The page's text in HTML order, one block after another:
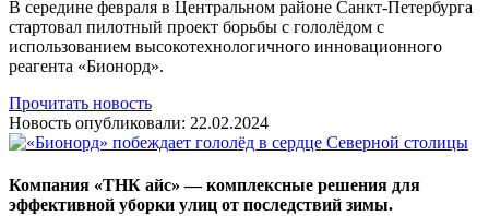
В середине февраля в Центральном районе Санкт-Петербурга
стартовал пилотный проект борьбы с гололёдом с
использованием высокотехнологичного инновационного
реагента «Бионорд».
Прочитать новость
Новость опубликовали: 22.02.2024
Компания «ТНК айс» — комплексные решения для
эффективной уборки улиц от последствий зимы.